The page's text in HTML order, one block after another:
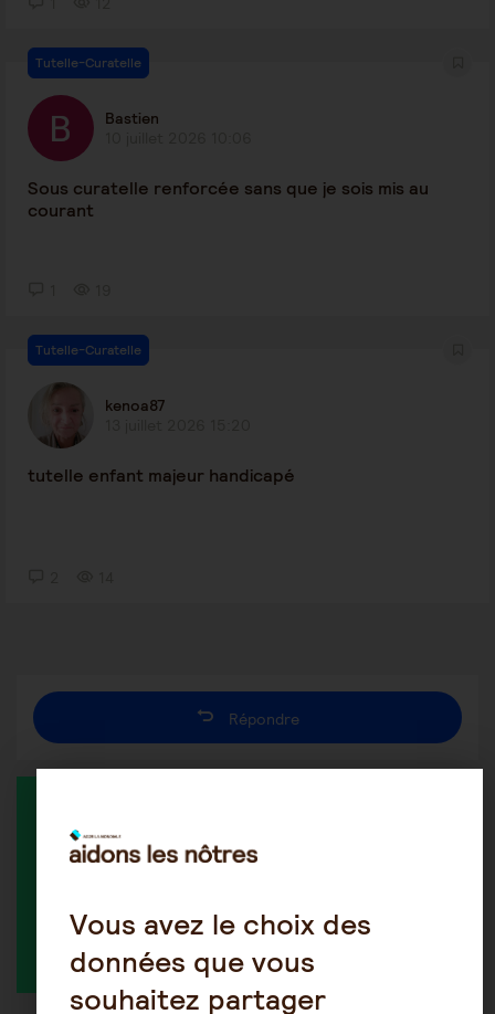
Tutelle-Curatelle
Bastien
Sous curatelle renforcée sans que je sois mis au
courant
Tutelle-Curatelle
kenoa87
tutelle enfant majeur handicapé
Répondre
Seb26
Vous avez le choix des
données que vous
souhaitez partager